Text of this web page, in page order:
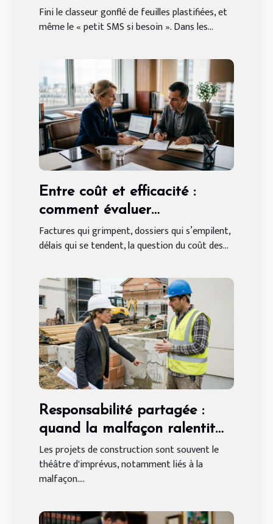
propriétaires et locataires
saisonniers ?
Fini le classeur gonflé de feuilles plastifiées, et
même le « petit SMS si besoin ». Dans les...
Entre coût et efficacité :
comment évaluer
l’accompagnement d’un
cabinet juridique
Factures qui grimpent, dossiers qui s’empilent,
délais qui se tendent, la question du coût des...
Responsabilité partagée :
quand la malfaçon ralentit
votre chantier, qui paye
vraiment ?
Les projets de construction sont souvent le
théâtre d'imprévus, notamment liés à la
malfaçon....